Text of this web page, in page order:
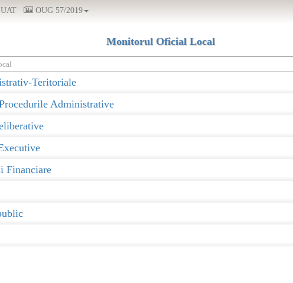
UAT OUG 57/2019
Monitorul Oficial Local
Teritoriale
Administrative
Financiare